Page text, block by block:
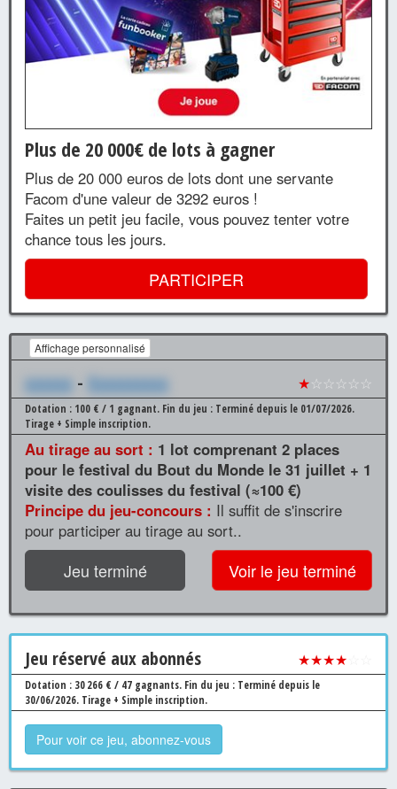
Plus de 20 000€ de lots à gagner
Plus de 20 000 euros de lots dont une servante
Facom d'une valeur de 3292 euros !
Faites un petit jeu facile, vous pouvez tenter votre
chance tous les jours.
PARTICIPER
Affichage personnalisé
xxxxxx - Xxxxxxxxxx ★☆☆☆☆☆
Dotation : 100 € / 1 gagnant. Fin du jeu : Terminé depuis le 01/07/2026.
Tirage + Simple inscription.
Au tirage au sort : 1 lot comprenant 2 places
pour le festival du Bout du Monde le 31 juillet + 1
visite des coulisses du festival (≈100 €)
Principe du jeu-concours : Il suffit de s'inscrire
pour participer au tirage au sort..
Jeu terminé Voir le jeu terminé
Jeu réservé aux abonnés ★★★★
Dotation : 30 266 € / 47 gagnants. Fin du jeu : Terminé depuis le
30/06/2026. Tirage + Simple inscription.
Pour voir ce jeu, abonnez-vous